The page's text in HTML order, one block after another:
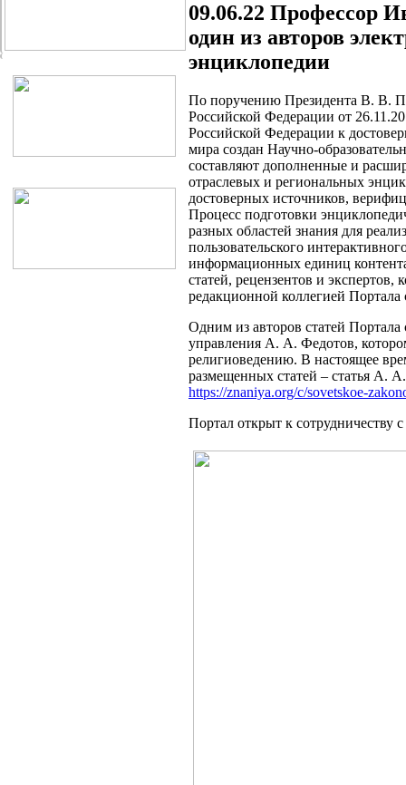
09.06.22 Профессор
один из авторов
энциклопедии
По поручению Президента В. В.
Российской Федерации от
Российской Федерации к
мира создан Научно-
составляют дополненные и
отраслевых и региональных
достоверных источников,
Процесс подготовки
разных областей знания для
пользовательского
информационных единиц
статей, рецензентов и экспертов,
редакционной коллегией
Одним из авторов статей
управления А. А. Федотов,
религиоведению. В настоящее
размещенных статей – статья А.
https://znaniya.org/c/sovetskoe-
Портал открыт к сотрудничеству